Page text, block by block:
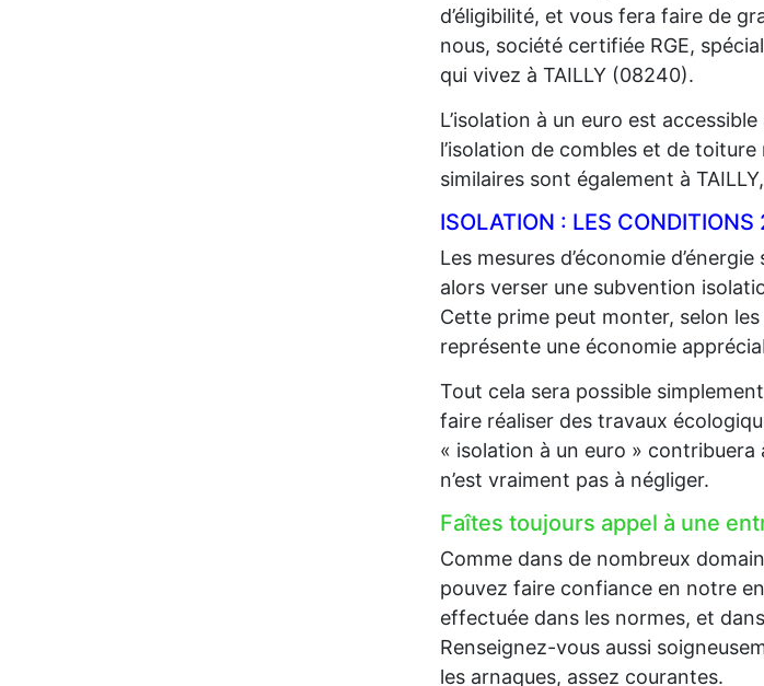
d’éligibilité, et vous fera faire de
nous, société certifiée RGE,
qui vivez à TAILLY (08240).
L’isolation à un euro est
l’isolation de combles et de
similaires sont également à
ISOLATION : LES
Les mesures d’économie
alors verser une subvention
Cette prime peut monter, selon
représente une économie
Tout cela sera possible
faire réaliser des travaux
« isolation à un euro » contribuera
n’est vraiment pas à négliger.
Faîtes toujours appel à une
Comme dans de nombreux
pouvez faire confiance en notre
effectuée dans les normes, et
Renseignez-vous aussi
les arnaques, assez courantes.